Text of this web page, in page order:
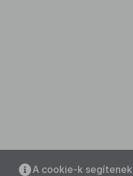
A cookie-k segítenek